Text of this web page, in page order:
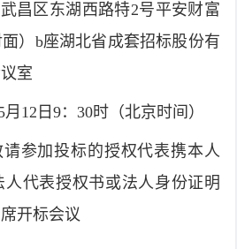
昌区东湖西路特2号平安财富
）b座湖北省成套招标股份有
室
12日9：30时（北京时间）
参加投标的授权代表携本人
代表授权书或法人身份证明
开标会议